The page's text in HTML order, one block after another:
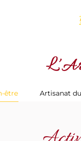
être Artisanat